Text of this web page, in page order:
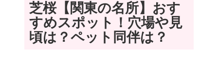
芝桜【関東の名所】おす
すめスポット！穴場や見
頃は？ペット同伴は？